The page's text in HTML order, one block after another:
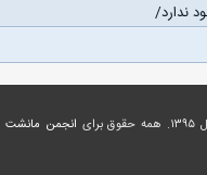
ندارد/
انجمن مانشت